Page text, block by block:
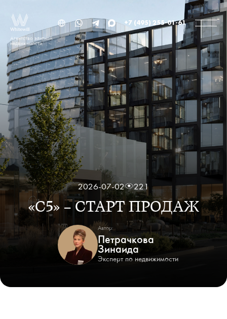
Агентство элитной
недвижимости
+7 (495) 255-01-61
2026-07-02 221
«С5» — СТАРТ ПРОДАЖ
Автор:
Петрачкова
Зинаида
Эксперт по недвижимости